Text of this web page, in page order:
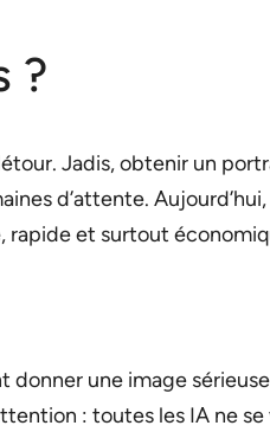
?
Jadis, obtenir un
d’attente.
rapide et surtout
une image
: toutes les IA ne se